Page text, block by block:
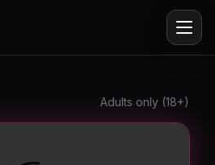
Adults only (18+)